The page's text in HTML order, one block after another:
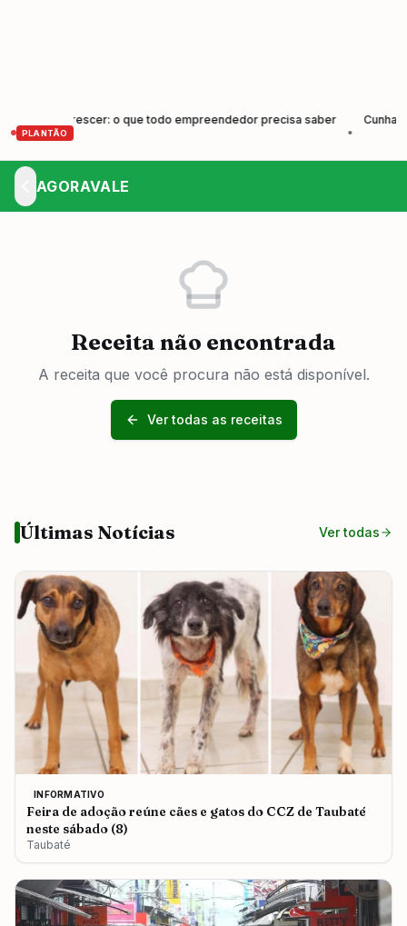
PLANTÃO
e Crescer: o que todo empreendedor precisa saber
Cunha forma
AGORAVALE
Receita não encontrada
A receita que você procura não está disponível.
Ver todas as receitas
Últimas Notícias Ver todas
INFORMATIVO
Feira de adoção reúne cães e gatos do CCZ de Taubaté
neste sábado (8)
Taubaté